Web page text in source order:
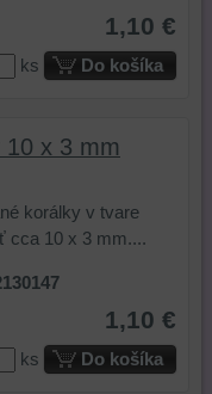
1,10 €
ks Do košíka
10 x 3 mm
korálky v tvare
cca 10 x 3 mm....
1,10 €
ks Do košíka